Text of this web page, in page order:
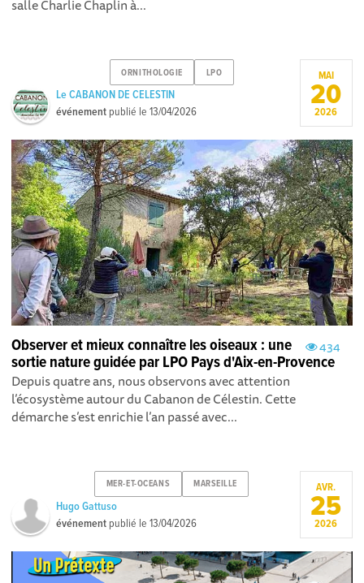
salle Charlie Chaplin à...
ORNITHOLOGIE LPO
Le CABANON DE CELESTIN
événement publié le13/04/2026
MAI
20
2026
434
Observer et mieux connaître les oiseaux : une
sortie nature guidée par LPO Pays d'Aix-en-Provence
Depuis quatre ans, nous observons avec attention
l’écosystème autour du Cabanon de Célestin. Cette
démarche s’est enrichie l’an passé avec...
MER-ET-OCEANS MARSEILLE
Hugo Gattuso
événement publié le13/04/2026
AVR.
25
2026